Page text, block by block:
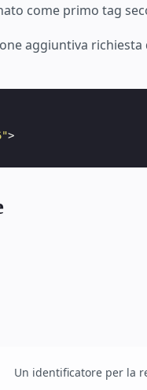
come primo tag
aggiuntiva richiesta
>
Un identificatore per la